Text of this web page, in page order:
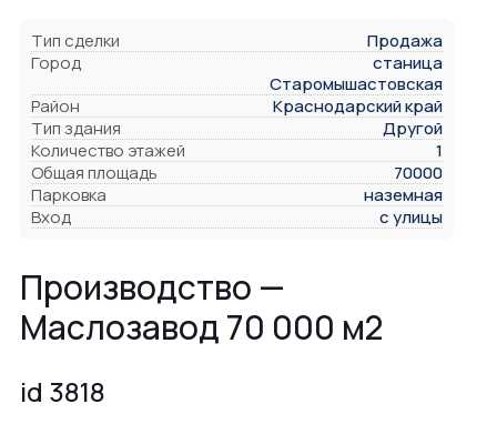
Тип сделки
Продажа
Город
станица
Старомышастовская
Район
Краснодарский край
Тип здания
Другой
Количество этажей
1
Общая площадь
70000
Парковка
наземная
Вход
с улицы
Производство —
Маслозавод 70 000 м2
id 3818